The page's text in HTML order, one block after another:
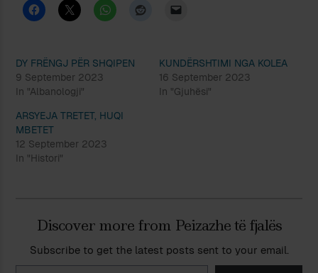
DY FRËNGJ PËR SHQIPEN
9 September 2023
In "Albanologji"
KUNDËRSHTIMI NGA KOLEA
16 September 2023
In "Gjuhësi"
ARSYEJA TRETET, HUQI
MBETET
12 September 2023
In "Histori"
Discover more from Peizazhe të fjalës
Subscribe to get the latest posts sent to your email.
Type your email…